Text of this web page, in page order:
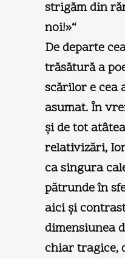
strigăm din
noi!»“
De departe
trăsătură a
scărilor e cea
asumat. În
şi de tot
relativizări,
ca singura
pătrunde în
aici şi
dimensiunea
chiar tragice,